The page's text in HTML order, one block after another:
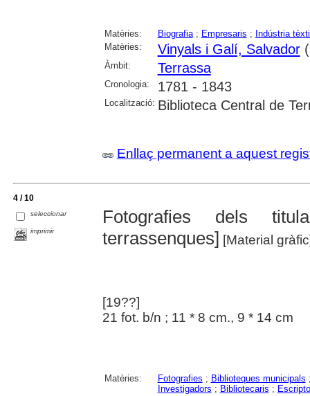
Matèries: Biografia; Empresaris ; Indústria
Matèries:
Vinyals i Galí, Salvador
Àmbit: Terrassa
Cronologia: 1781 - 1843
Localització: Biblioteca Central de
Enllaç permanent a aquest
4 / 10
seleccionar
imprimir
Fotografies dels
terrassenques] [Material
[19??]
21 fot. b/n ; 11 * 8 cm., 9 * 14 cm
Matèries: Fotografies ; Biblioteques municipals
Investigadors ; Bibliotecaris ;